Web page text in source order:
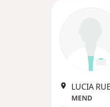
LUCIA
MEND